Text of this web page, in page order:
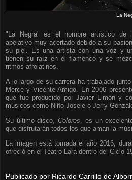
La
"La Negra" es el nombre artístico de
apelativo muy acertado debido a su
su piel. Es una artista con una voz y
tienen su raíz en el flamenco y se
ritmos afrolatinos.
A lo largo de su carrera ha trabajado
Mercé y Vicente Amigo. En 2006
que fue producido por Javier Limón y
músicos como Niño Josele o Jerry
Su último disco,Colores , es un
que disfrutarán todos los que aman la
La imagen está tomada el año 2016,
ofreció en el Teatro Lara dentro del Ciclo
Publicado por Ricardo Carrillo de